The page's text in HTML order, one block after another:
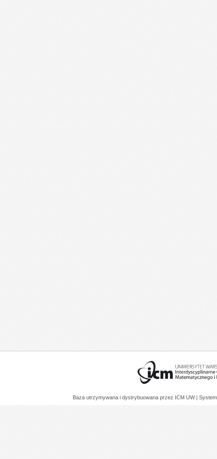
Baza utrzymywana i dystrybuowana przez ICM UW |